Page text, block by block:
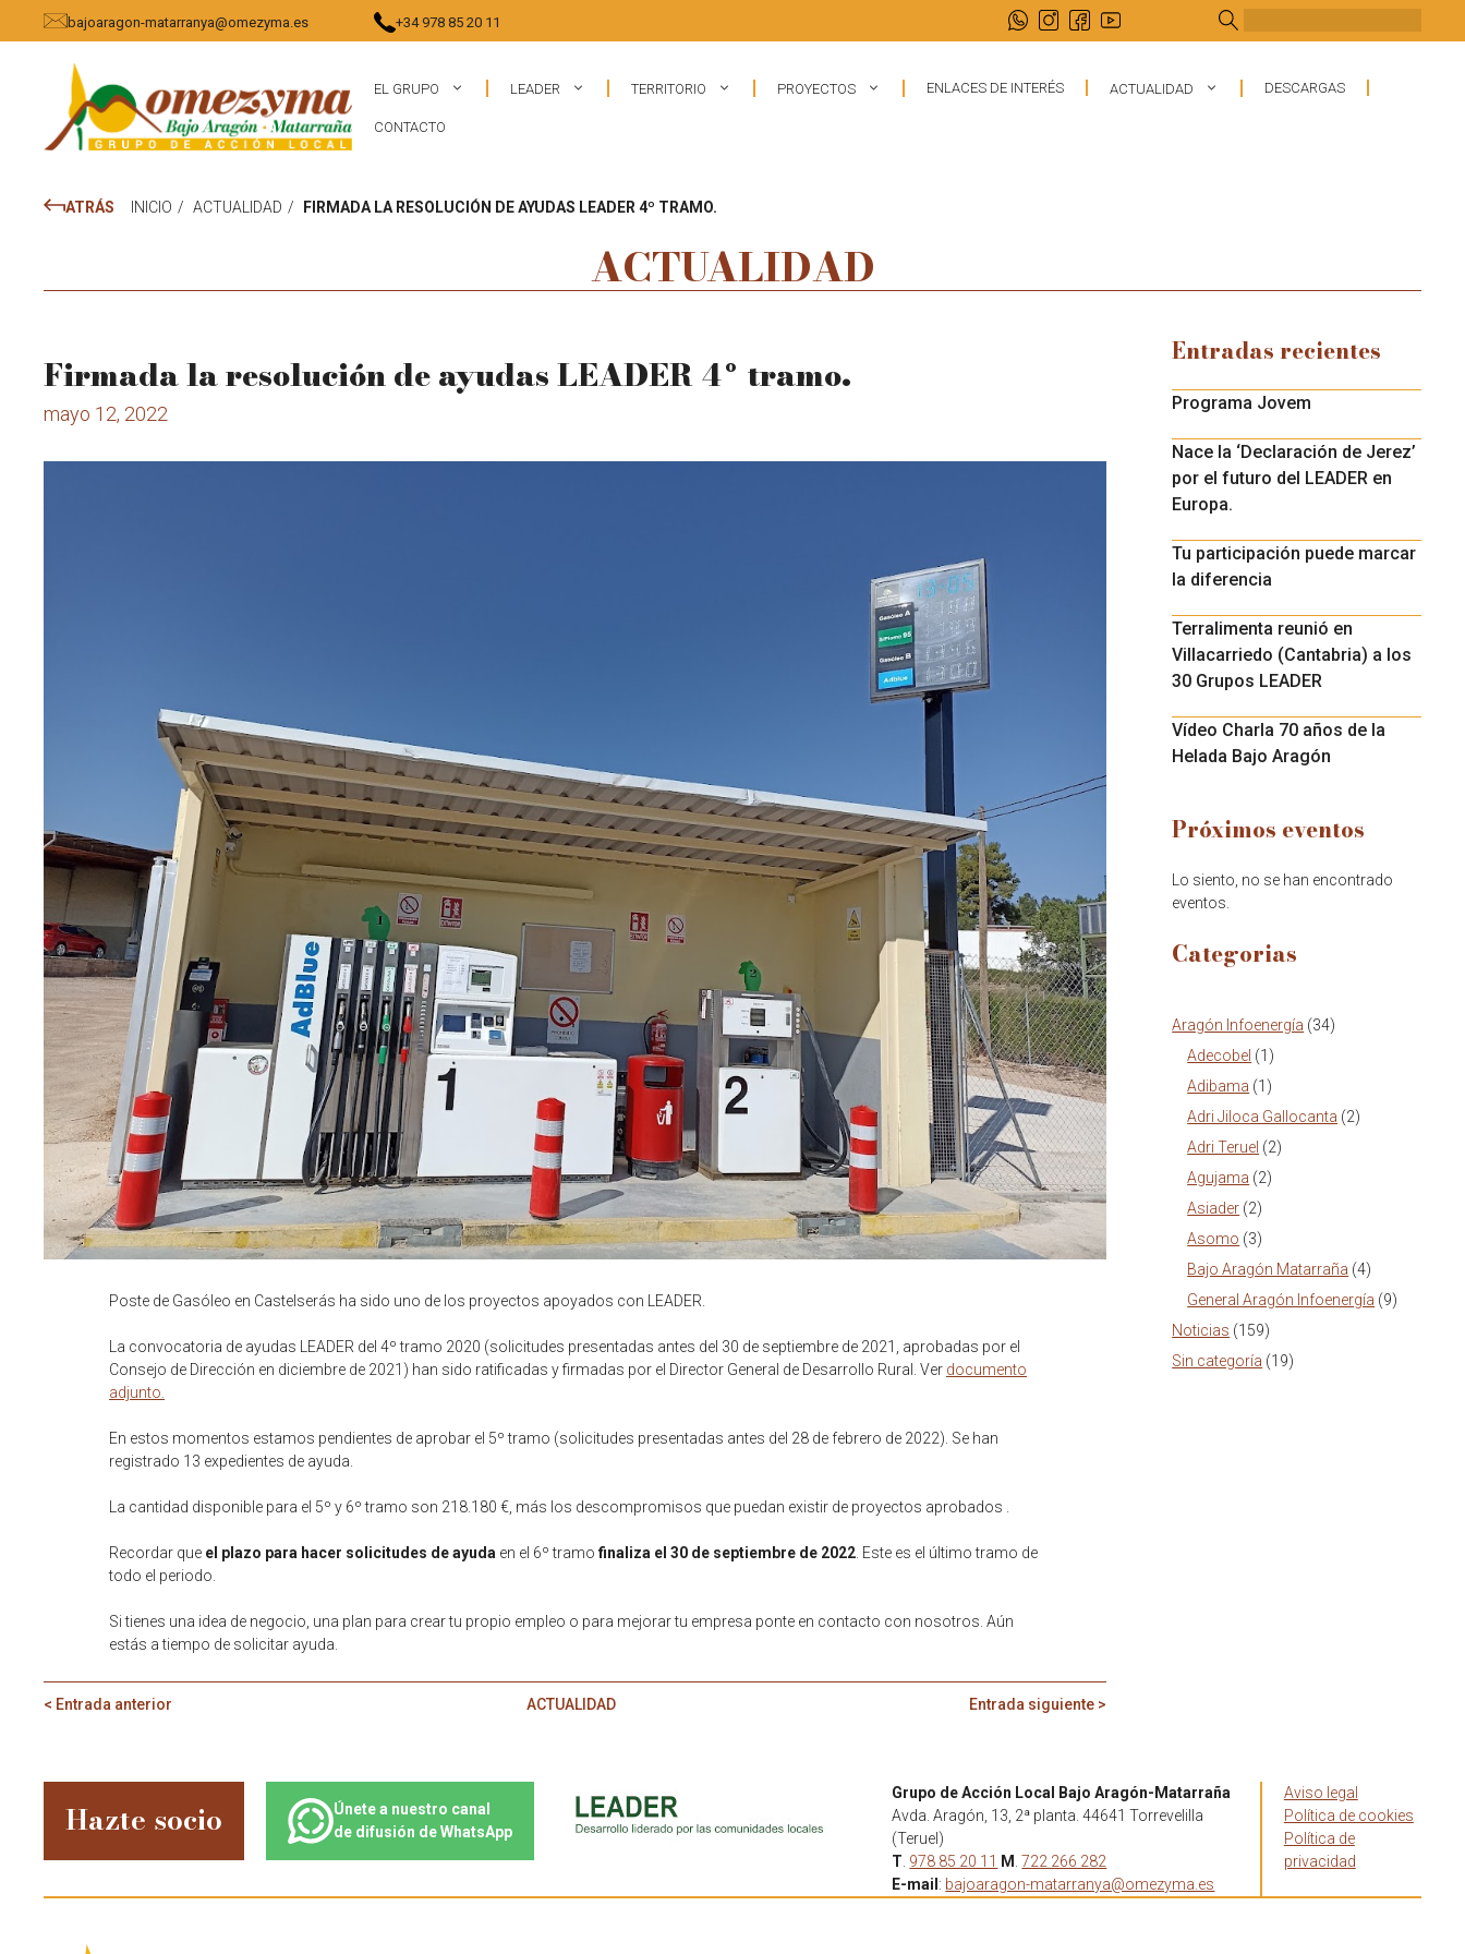
bajoaragon-matarranya@omezyma.es +34 978 85 20 11
EL GRUPO LEADER TERRITORIO PROYECTOS ENLACES DE INTERÉS ACTUALIDAD DESCARGAS
CONTACTO
ATRÁS INICIO / ACTUALIDAD / FIRMADA LA RESOLUCIÓN DE AYUDAS LEADER 4º TRAMO.
ACTUALIDAD
Firmada la resolución de ayudas LEADER 4º tramo.
mayo 12, 2022
Poste de Gasóleo en Castelserás ha sido uno de los proyectos apoyados con LEADER.
La convocatoria de ayudas LEADER del 4º tramo 2020 (solicitudes presentadas antes del 30 de septiembre de 2021, aprobadas por el
Consejo de Dirección en diciembre de 2021) han sido ratificadas y firmadas por el Director General de Desarrollo Rural. Ver documento
adjunto.
En estos momentos estamos pendientes de aprobar el 5º tramo (solicitudes presentadas antes del 28 de febrero de 2022). Se han
registrado 13 expedientes de ayuda.
La cantidad disponible para el 5º y 6º tramo son 218.180 €, más los descompromisos que puedan existir de proyectos aprobados .
Recordar que el plazo para hacer solicitudes de ayuda en el 6º tramo finaliza el 30 de septiembre de 2022 . Este es el último tramo de
todo el periodo.
Si tienes una idea de negocio, una plan para crear tu propio empleo o para mejorar tu empresa ponte en contacto con nosotros. Aún
estás a tiempo de solicitar ayuda.
< Entrada anterior ACTUALIDAD Entrada siguiente >
Entradas recientes
Programa Jovem
Nace la ‘Declaración de Jerez’
por el futuro del LEADER en
Europa.
Tu participación puede marcar
la diferencia
Terralimenta reunió en
Villacarriedo (Cantabria) a los
30 Grupos LEADER
Vídeo Charla 70 años de la
Helada Bajo Aragón
Próximos eventos
Lo siento, no se han encontrado
eventos.
Categorias
Aragón Infoenergía (34)
Adecobel (1)
Adibama (1)
Adri Jiloca Gallocanta (2)
Adri Teruel (2)
Agujama (2)
Asiader (2)
Asomo (3)
Bajo Aragón Matarraña (4)
General Aragón Infoenergía (9)
Noticias (159)
Sin categoría (19)
Hazte socio
Únete a nuestro canal
de difusión de WhatsApp
Grupo de Acción Local Bajo Aragón-Matarraña
Avda. Aragón, 13, 2ª planta. 44641 Torrevelilla
(Teruel)
T. 978 85 20 11 M .722 266 282
E-mail : bajoaragon-matarranya@omezyma.es
Aviso legal
Política de cookies
Política de
privacidad